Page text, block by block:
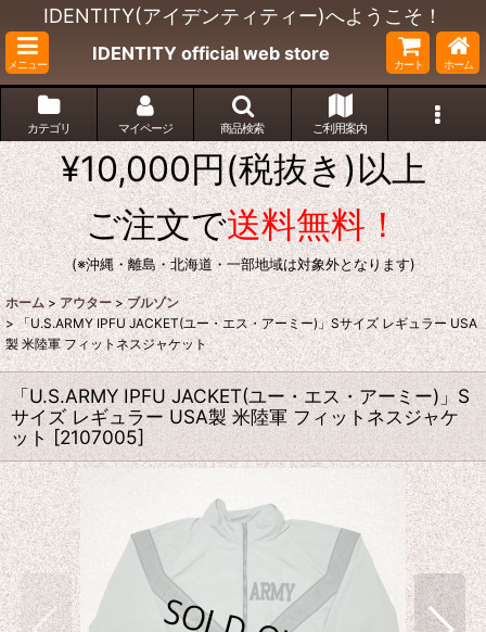
IDENTITY(アイデンティティー)へようこそ！
メニュー
IDENTITY official web store
カート ホーム
カテゴリ マイページ 商品検索 ご利用案内
¥10,000円(税抜き)以上
ご注文で送料無料！
(※沖縄・離島・北海道・一部地域は対象外となります)
ホーム > アウター > ブルゾン
> 「U.S.ARMY IPFU JACKET(ユー・エス・アーミー)」Sサイズ レギュラー USA
製 米陸軍 フィットネスジャケット
「U.S.ARMY IPFU JACKET(ユー・エス・アーミー)」S
サイズ レギュラー USA製 米陸軍 フィットネスジャケ
ット [2107005]